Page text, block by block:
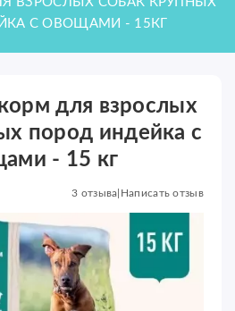
С ОВОЩАМИ - 15КГ
для взрослых
пород индейка с
- 15 кг
3 отзыва Написать отзыв